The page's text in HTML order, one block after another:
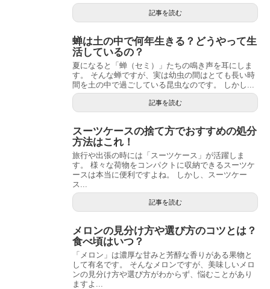
記事を読む
蝉は土の中で何年生きる？どうやって生
活しているの？
夏になると「蝉（セミ）」たちの鳴き声を耳にしま
す。 そんな蝉ですが、実は幼虫の間はとても長い時
間を土の中で過ごしている昆虫なのです。 しかし...
記事を読む
スーツケースの捨て方でおすすめの処分
方法はこれ！
旅行や出張の時には「スーツケース」が活躍しま
す。 様々な荷物をコンパクトに収納できるスーツケ
ースは本当に便利ですよね。 しかし、スーツケー
ス...
記事を読む
メロンの見分け方や選び方のコツとは？
食べ頃はいつ？
「メロン」は濃厚な甘みと芳醇な香りがある果物と
して有名です。 そんなメロンですが、美味しいメロ
ンの見分け方や選び方がわからず、悩むことがあり
ますよ...